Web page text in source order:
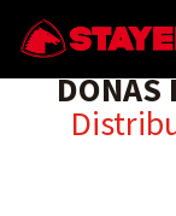
DONAS